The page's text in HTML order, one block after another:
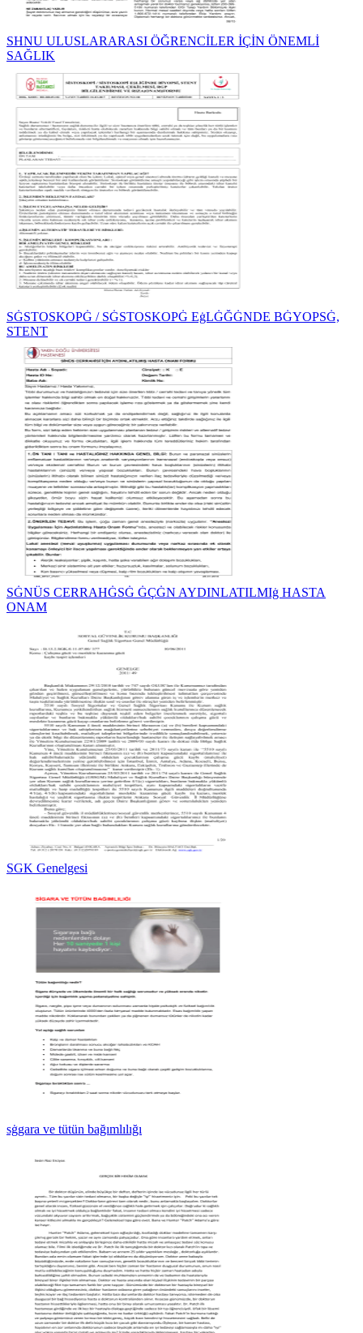
SHNU ULUSLARARASI ÖĞRENCİLER İÇİN ÖNEMLİ
SAĞLIK
SĠSTOSKOPĠ / SĠSTOSKOPĠ EġLĠĞĠNDE BĠYOPSĠ,
STENT
SĠNÜS CERRAHĠSĠ ĠÇĠN AYDINLATILMIġ HASTA
ONAM
SGK Genelgesi
sġgara ve tütün bağımlılığı